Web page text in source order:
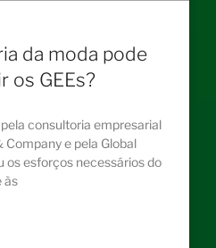
da moda pode
os GEEs?
consultoria empresarial
e pela Global
os esforços necessários do
às